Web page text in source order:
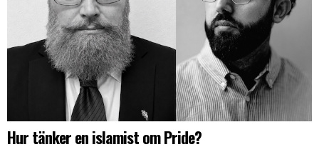
Hur tänker en islamist om Pride?